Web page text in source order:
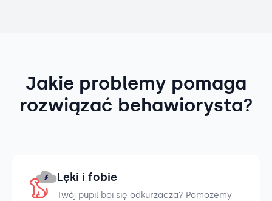
Jakie problemy pomaga
rozwiązać behawiorysta?
Lęki i fobie
Twój pupil boi się odkurzacza? Pomożemy